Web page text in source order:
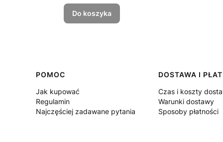
Do koszyka
Linki w stopce
POMOC
Jak kupować
Regulamin
Najczęściej zadawane pytania
DOSTAWA I
Czas i koszty
Warunki dostawy
Sposoby płatności